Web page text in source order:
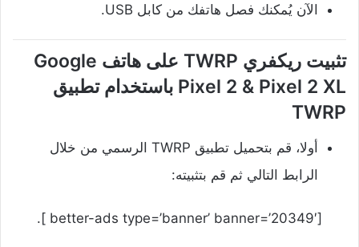
الآن يُمكنك فصل هاتفك من كابل USB.
تثبيت ريكفري TWRP على هاتف Google
Pixel 2 & Pixel 2 XL باستخدام تطبيق
TWRP
أولا، قم بتحميل تطبيق TWRP الرسمي من خلال
الرابط التالي ثم قم بتثبيته:
[better-ads type=’banner’ banner=’20349′ ].